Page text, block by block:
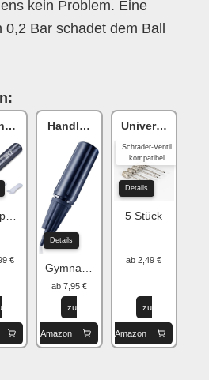
kein Problem. Eine
0,2 Bar schadet dem Ball
Volleyball ...
für Gymnastikball/Ballon
€
Handluftpumpe
Details
Gymnastikball Ballpumpe
ab 7,95 €
zu
Amazon
Universal-
Schrader-Ventil
kompatibel
Details
5 Stück
ab 2,49 €
zu
Amazon